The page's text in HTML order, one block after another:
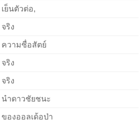
เย็นตัวต่อ,
จริง
ความซื่อสัตย์
จริง
จริง
นำดาวชัยชนะ
ของออลเด้อป่า